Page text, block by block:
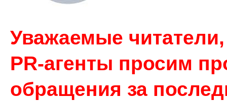
Уважаемые
PR-агенты просим
обращения за